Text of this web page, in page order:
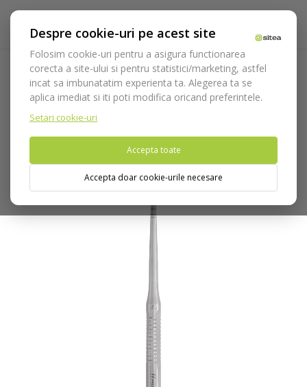
Despre cookie-uri pe acest site
Folosim cookie-uri pentru a asigura functionarea
corecta a site-ului si pentru statistici/marketing, astfel
incat sa imbunatatim experienta ta. Alegerea ta se
aplica imediat si iti poti modifica oricand preferintele.
Setari cookie-uri
Accepta toate
Accepta doar cookie-urile necesare
Acasa Instrumentar
Chirurgie si implantologie
Osteotoame
Osteotom concav cod 1300/4
Nu puteti plasa comenzi din tara din care accesati website-ul